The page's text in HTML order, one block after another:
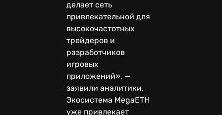
делает сеть
привлекательной для
высокочастотных
трейдеров и
разработчиков
игровых
приложений», —
заявили аналитики.
Экосистема MegaETH
уже привлекает